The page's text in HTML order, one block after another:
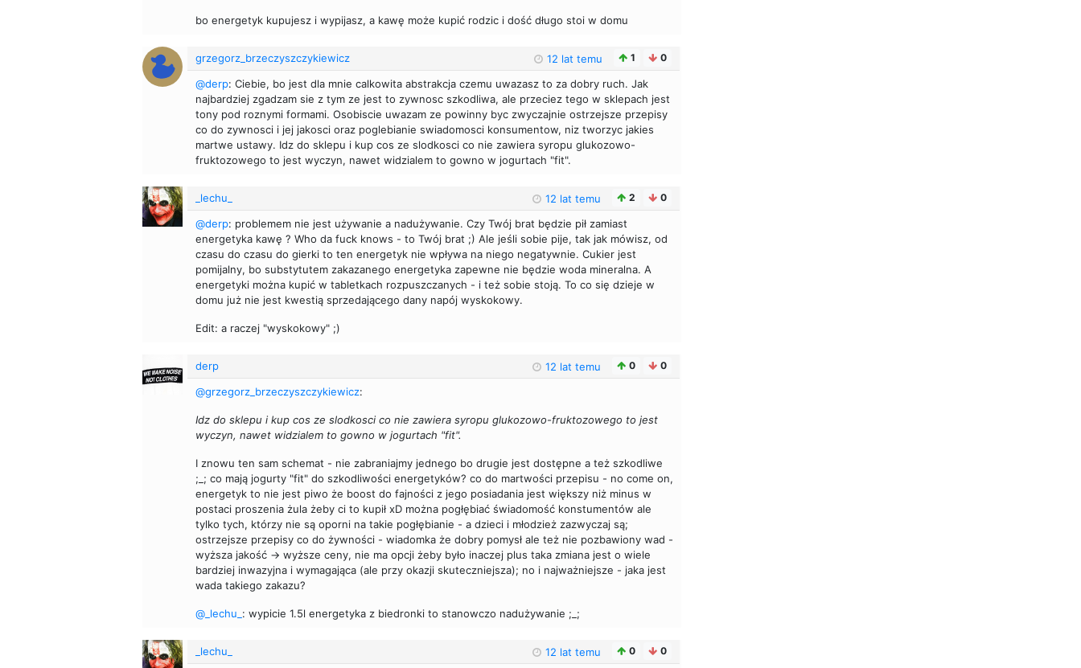
bo energetyk kupujesz i wypijasz, a kawę może kupić rodzic i dość długo stoi w domu
grzegorz_brzeczyszczykiewicz 12 lat temu 1 0
@derp: Ciebie, bo jest dla mnie calkowita abstrakcja czemu uwazasz to za dobry ruch. Jak
najbardziej zgadzam sie z tym ze jest to zywnosc szkodliwa, ale przeciez tego w sklepach jest
tony pod roznymi formami. Osobiscie uwazam ze powinny byc zwyczajnie ostrzejsze przepisy
co do zywnosci i jej jakosci oraz poglebianie swiadomosci konsumentow, niz tworzyc jakies
martwe ustawy. Idz do sklepu i kup cos ze slodkosci co nie zawiera syropu glukozowo-
fruktozowego to jest wyczyn, nawet widzialem to gowno w jogurtach "fit".
_lechu_ 12 lat temu 2 0
@derp: problemem nie jest używanie a nadużywanie. Czy Twój brat będzie pił zamiast
energetyka kawę ? Who da fuck knows - to Twój brat ;) Ale jeśli sobie pije, tak jak mówisz, od
czasu do czasu do gierki to ten energetyk nie wpływa na niego negatywnie. Cukier jest
pomijalny, bo substytutem zakazanego energetyka zapewne nie będzie woda mineralna. A
energetyki można kupić w tabletkach rozpuszczanych - i też sobie stoją. To co się dzieje w
domu już nie jest kwestią sprzedającego dany napój wyskokowy.
Edit: a raczej "wyskokowy" ;)
derp 12 lat temu 0 0
@grzegorz_brzeczyszczykiewicz:
Idz do sklepu i kup cos ze slodkosci co nie zawiera syropu glukozowo-fruktozowego to jest
wyczyn, nawet widzialem to gowno w jogurtach "fit".
I znowu ten sam schemat - nie zabraniajmy jednego bo drugie jest dostępne a też szkodliwe
;_; co mają jogurty "fit" do szkodliwości energetyków? co do martwości przepisu - no come on,
energetyk to nie jest piwo że boost do fajności z jego posiadania jest większy niż minus w
postaci proszenia żula żeby ci to kupił xD można pogłębiać świadomość konstumentów ale
tylko tych, którzy nie są oporni na takie pogłębianie - a dzieci i młodzież zazwyczaj są;
ostrzejsze przepisy co do żywności - wiadomka że dobry pomysł ale też nie pozbawiony wad -
wyższa jakość -> wyższe ceny, nie ma opcji żeby było inaczej plus taka zmiana jest o wiele
bardziej inwazyjna i wymagająca (ale przy okazji skuteczniejsza); no i najważniejsze - jaka jest
wada takiego zakazu?
@_lechu_ : wypicie 1.5l energetyka z biedronki to stanowczo nadużywanie ;_;
_lechu_ 12 lat temu 0 0